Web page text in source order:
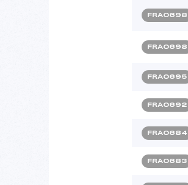
FRA0698
FRA0698
FRA0695
FRA0692
FRA0684
FRA0683